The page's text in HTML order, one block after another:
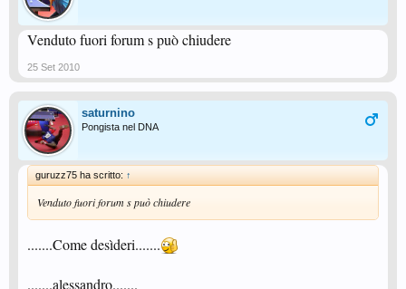
Venduto fuori forum s può chiudere
25 Set 2010
saturnino
Pongista nel DNA
guruzz75 ha scritto: ↑
Venduto fuori forum s può chiudere
.......Come desìderi.......
.......alessandro.......